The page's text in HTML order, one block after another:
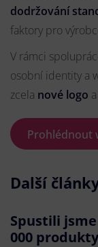
dodržování
faktory pro
V rámci
osobní identity a
zcela nové logo a
Prohlédnout
Další
Spustili jsme
000 produkty